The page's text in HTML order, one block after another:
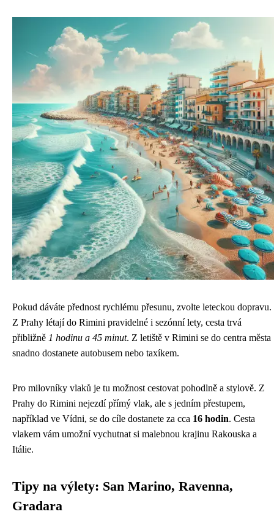
Pokud dáváte přednost rychlému přesunu, zvolte leteckou dopravu.
Z Prahy létají do Rimini pravidelné i sezónní lety, cesta trvá
přibližně 1 hodinu a 45 minut. Z letiště v Rimini se do centra města
snadno dostanete autobusem nebo taxíkem.
Pro milovníky vlaků je tu možnost cestovat pohodlně a stylově. Z
Prahy do Rimini nejezdí přímý vlak, ale s jedním přestupem,
například ve Vídni, se do cíle dostanete za cca 16 hodin. Cesta
vlakem vám umožní vychutnat si malebnou krajinu Rakouska a
Itálie.
Tipy na výlety: San Marino, Ravenna,
Gradara